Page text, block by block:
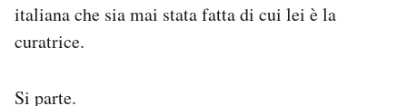
NEWSLETTER
italiana che sia mai stata fatta di cui lei è la
curatrice.
Si parte.